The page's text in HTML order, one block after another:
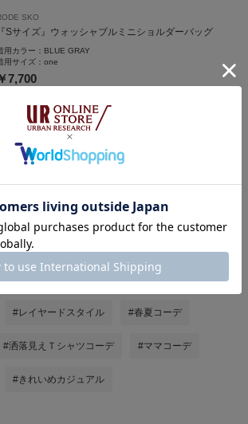
SKO
『Sサイズ』ウォッシャブルミニショルダーバッグ
用カラー： BLUE GRAY
用サイズ：one
7,700
着用アイテムをまとめ買い
タグ
#レイヤードスタイル #春夏コーデ
#洒落見えＴシャツコーデ #ママコーデ
#きれいめカジュアル